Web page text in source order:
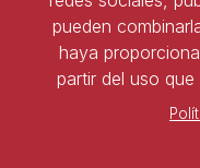
Forma parte de la
las ventajas
pueden
haya
partir del uso